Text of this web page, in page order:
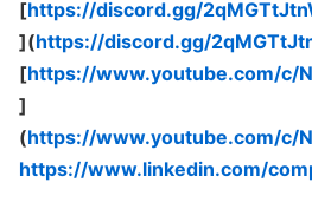
[https://discord.gg/
](https://discord.gg/
[https://www.youtube.com/c/
]
(https://www.youtube.com/c/
https://www.linkedin.com/